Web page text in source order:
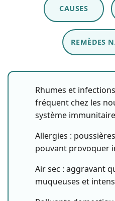
CAUSES
REMÈDES
Rhumes et
fréquent chez les
système
Allergies :
pouvant provoquer
Air sec : aggravant
muqueuses et